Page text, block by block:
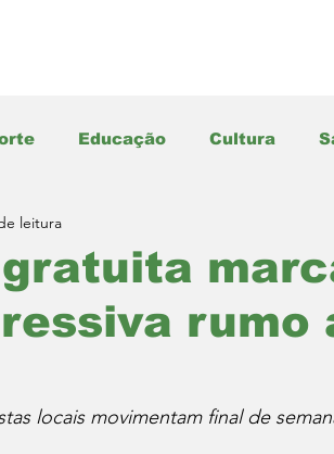
Educação Cultura
rumo
leitura
locais movimentam final de